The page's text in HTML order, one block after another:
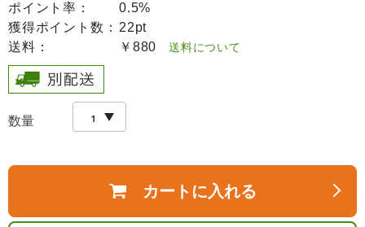
ポイント率：
0.5%
獲得ポイント数： 22pt
送料：
￥880 送料について
数量
カートに入れる